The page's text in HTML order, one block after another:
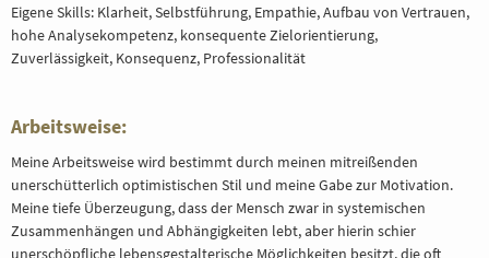
Eigene Skills: Klarheit, Selbstführung, Empathie, Aufbau von Vertrauen,
hohe Analysekompetenz, konsequente Zielorientierung,
Zuverlässigkeit, Konsequenz, Professionalität
Arbeitsweise:
Meine Arbeitsweise wird bestimmt durch meinen mitreißenden
unerschütterlich optimistischen Stil und meine Gabe zur Motivation.
Meine tiefe Überzeugung, dass der Mensch zwar in systemischen
Zusammenhängen und Abhängigkeiten lebt, aber hierin schier
unerschöpfliche lebensgestalterische Möglichkeiten besitzt, die oft